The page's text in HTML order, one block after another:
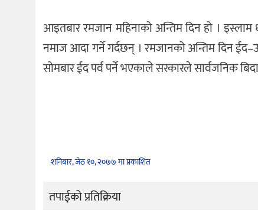
आइतबार रमजान महिनाको अन्तिम दिन हो । इस्लाम
नमाज आदा गर्ने गर्दछन् । रमजानको अन्तिम दिन
सोमबार ईद पर्व पर्ने भएकाले सरकारले सार्वजनिक
शनिबार, जेठ १०, २०७७ मा प्रकाशित
तपाईको प्रतिक्रिया